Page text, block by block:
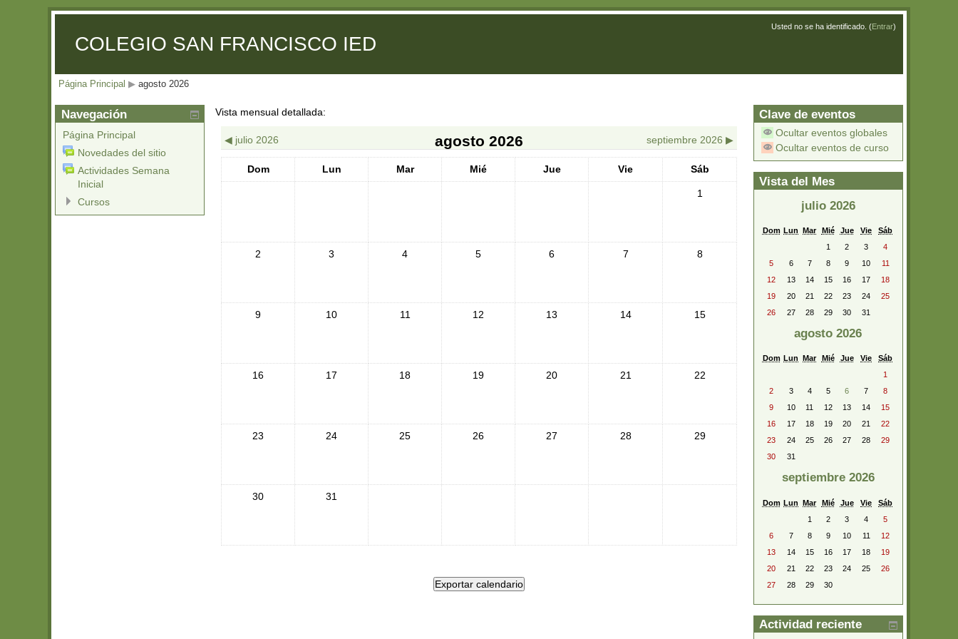
COLEGIO SAN FRANCISCO IED
Usted no se ha identificado. (Entrar)
Página Principal ▶ agosto 2026
Vista mensual detallada:
◀ julio 2026 agosto 2026 septiembre 2026 ▶
Dom Lun Mar Mié Jue Vie Sáb
1
2 3 4 5 6 7 8
9 10 11 12 13 14 15
16 17 18 19 20 21 22
23 24 25 26 27 28 29
30 31
Navegación
Página Principal
Novedades del sitio
Actividades Semana
Inicial
Cursos
Clave de eventos
Ocultar eventos globales
Ocultar eventos de curso
Vista del Mes
julio 2026
Dom Lun Mar Mié Jue Vie
Sáb
1
2 3
4
5
6 7 8 9 10
11
12
13 14 15 16 17
18
19
20 21 22 23 24
25
26
27 28 29 30 31
agosto 2026
Dom Lun Mar Mié Jue Vie
Sáb
1
2
3 4 5 6 7
8
9
10 11 12 13 14
15
16
17 18 19 20 21
22
23
24 25 26 27 28
29
30
31
septiembre 2026
Dom Lun Mar Mié Jue Vie
Sáb
1
2 3 4
5
6
7 8 9 10 11
12
13
14 15 16 17 18
19
20
21 22 23 24 25
26
27
28 29 30
Actividad reciente